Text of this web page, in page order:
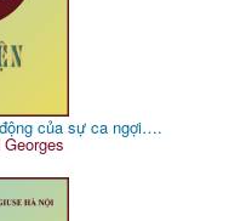
của sự ca ngợi….